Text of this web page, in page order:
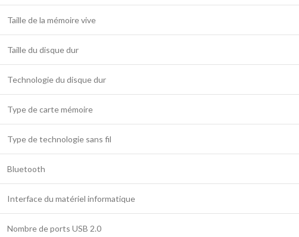
Taille de la mémoire vive
Taille du disque dur
Technologie du disque dur
Type de carte mémoire
Type de technologie sans fil
Bluetooth
Interface du matériel informatique
Nombre de ports USB 2.0